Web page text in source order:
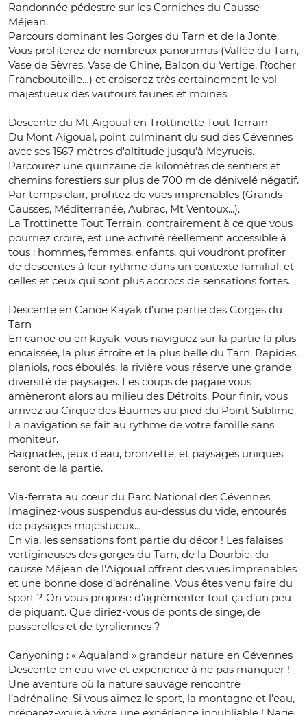
Randonnée pédestre sur les Corniches du Causse
Méjean.
Parcours dominant les Gorges du Tarn et de la Jonte.
Vous profiterez de nombreux panoramas (Vallée du Tarn,
Vase de Sèvres, Vase de Chine, Balcon du Vertige, Rocher
Francbouteille…) et croiserez très certainement le vol
majestueux des vautours faunes et moines.
Descente du Mt Aigoual en Trottinette Tout Terrain
Du Mont Aigoual, point culminant du sud des Cévennes
avec ses 1567 mètres d'altitude jusqu’à Meyrueis.
Parcourez une quinzaine de kilomètres de sentiers et
chemins forestiers sur plus de 700 m de dénivelé négatif.
Par temps clair, profitez de vues imprenables (Grands
Causses, Méditerranée, Aubrac, Mt Ventoux...).
La Trottinette Tout Terrain, contrairement à ce que vous
pourriez croire, est une activité réellement accessible à
tous : hommes, femmes, enfants, qui voudront profiter
de descentes à leur rythme dans un contexte familial, et
celles et ceux qui sont plus accrocs de sensations fortes.
Descente en Canoë Kayak d’une partie des Gorges du
Tarn
En canoë ou en kayak, vous naviguez sur la partie la plus
encaissée, la plus étroite et la plus belle du Tarn. Rapides,
planiols, rocs éboulés, la rivière vous réserve une grande
diversité de paysages. Les coups de pagaie vous
amèneront alors au milieu des Détroits. Pour finir, vous
arrivez au Cirque des Baumes au pied du Point Sublime.
La navigation se fait au rythme de votre famille sans
moniteur.
Baignades, jeux d’eau, bronzette, et paysages uniques
seront de la partie.
Via-ferrata au cœur du Parc National des Cévennes
Imaginez-vous suspendus au-dessus du vide, entourés
de paysages majestueux…
En via, les sensations font partie du décor ! Les falaises
vertigineuses des gorges du Tarn, de la Dourbie, du
causse Méjean de l’Aigoual offrent des vues imprenables
et une bonne dose d’adrénaline. Vous êtes venu faire du
sport ? On vous propose d’agrémenter tout ça d’un peu
de piquant. Que diriez-vous de ponts de singe, de
passerelles et de tyroliennes ?
Canyoning : « Aqualand » grandeur nature en Cévennes
Descente en eau vive et expérience à ne pas manquer !
Une aventure où la nature sauvage rencontre
l’adrénaline. Si vous aimez le sport, la montagne et l’eau,